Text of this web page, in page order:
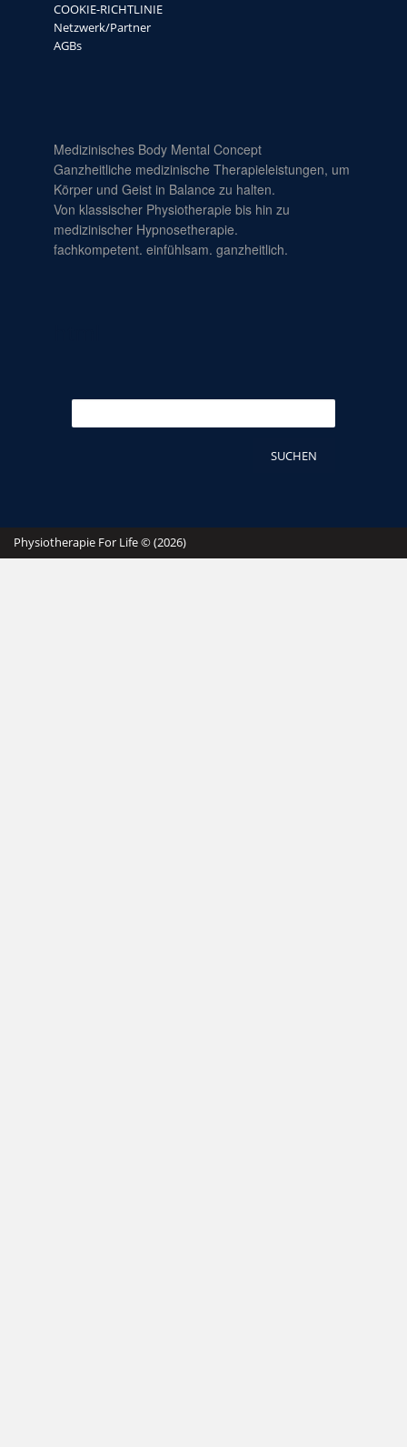
COOKIE-RICHTLINIE
Netzwerk/Partner
AGBs
Medizinisches Body Mental Concept
Ganzheitliche medizinische Therapieleistungen, um
Körper und Geist in Balance zu halten.
Von klassischer Physiotherapie bis hin zu
medizinischer Hypnosetherapie.
fachkompetent. einfühlsam. ganzheitlich.
nach:
Physiotherapie For Life © (2026)